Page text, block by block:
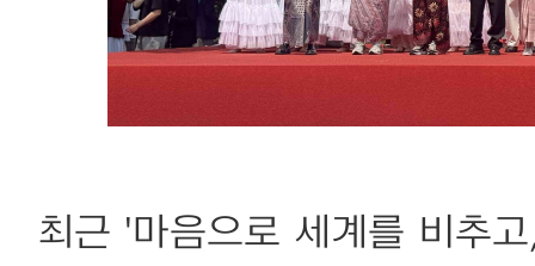
최근 '마음으로 세계를 비추